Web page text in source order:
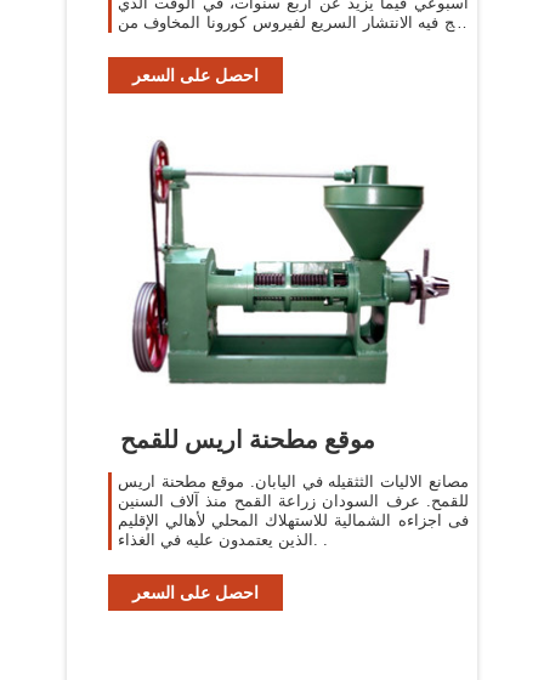
أجج فيه الانتشار السريع لفيروس كورونا المخاوف من
احصل على السعر
موقع مطحنة اريس للقمح
مصانع الاليات الثثقيله في اليابان. موقع مطحنة اريس
للقمح. عرف السودان زراعة القمح منذ آلاف السنين
فى اجزاءه الشمالية للاستهلاك المحلي لأهالي الإقليم
الذين يعتمدون عليه في الغذاء. .
احصل على السعر